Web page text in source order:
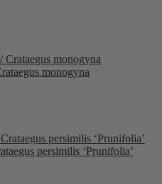
monogyna
persimilis ‘Prunifolia’